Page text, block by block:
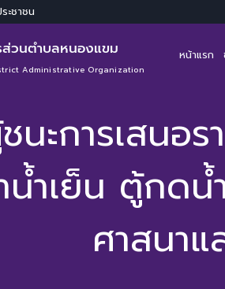
ะชาชน
ส่วนตำบลหนองแขม
Administrative Organization
หน้าแรก
นะการเสน
น้ำเย็น ตู้กด
ศาสนา